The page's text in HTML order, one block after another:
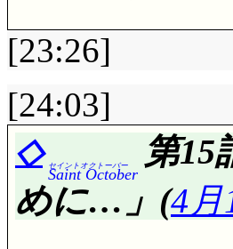
さん歌ィン
され, 食卓
ならないゾ
け犬を卒業
場合, 味よ
とかの後日
場合の被害
ったんです
カンタロ
クロウ, サ
と判って相
ロウの手
評価
デイダラ
ルトって事
[23:26]
[24:03]
◇
Saint October
セイントオクトーバー
第15
めに…」(4月